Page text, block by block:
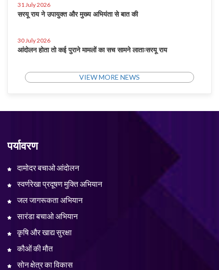
31 July 2026
सरयू राय ने उपायुक्त और मुख्य अभियंता से बात की
30 July 2026
आंदोलन होता तो कई पुराने मामलों का सच सामने लाताःसरयू राय
VIEW MORE NEWS
पर्यावरण
दामोदर बचाओ आंदोलन
स्वर्णरेखा प्रदूषण मुक्ति अभियान
जल जागरूकता अभियान
सारंडा बचाओ अभियान
कृषि और खाद्य सुरक्षा
कौओं की मौत
सोन क्षेत्र का विकास